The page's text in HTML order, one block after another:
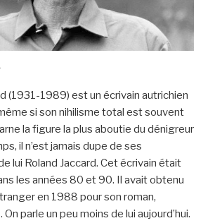
(1931-1989) est un écrivain autrichien
si son nihilisme total est souvent
la figure la plus aboutie du dénigreur
il n’est jamais dupe de ses
lui Roland Jaccard. Cet écrivain était
les années 80 et 90. Il avait obtenu
en 1988 pour son roman,
. On parle un peu moins de lui aujourd’hui.